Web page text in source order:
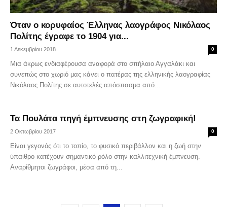
Όταν ο κορυφαίος Έλληνας λαογράφος Νικόλαος
Πολίτης έγραφε το 1904 για...
1 Δεκεμβρίου 2018 0
Μια άκρως ενδιαφέρουσα αναφορά στο σπήλαιο Αγγαλάκι και
συνεπώς στο χωριό μας κάνει ο πατέρας της ελληνικής λαογραφίας
Νικόλαος Πολίτης σε αυτοτελές απόσπασμα από...
Τα Πουλάτα πηγή έμπνευσης στη ζωγραφική!
2 Οκτωβρίου 2017 0
Είναι γεγονός ότι το τοπίο, το φυσικό περιβάλλον και η ζωή στην
ύπαιθρο κατέχουν σημαντικό ρόλο στην καλλιτεχνική έμπνευση.
Αναρίθμητοι ζωγράφοι, μέσα από τη...